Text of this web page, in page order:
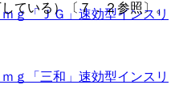
ｇ「ＪＧ」速効型インスリ
ｇ「三和」 速効型インスリ
ている）〔７．２参照〕。